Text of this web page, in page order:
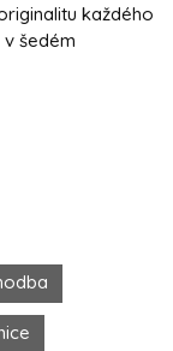
každého
šedém